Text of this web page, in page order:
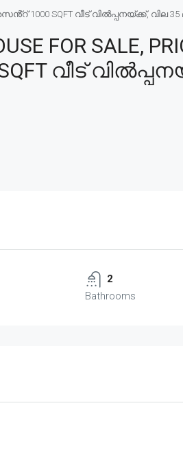
സെൻ്റ് 1000 SQFT വീട് വിൽപ്പനയ്ക്ക്, വില
FOR SALE,
വീട്
2
Bathrooms